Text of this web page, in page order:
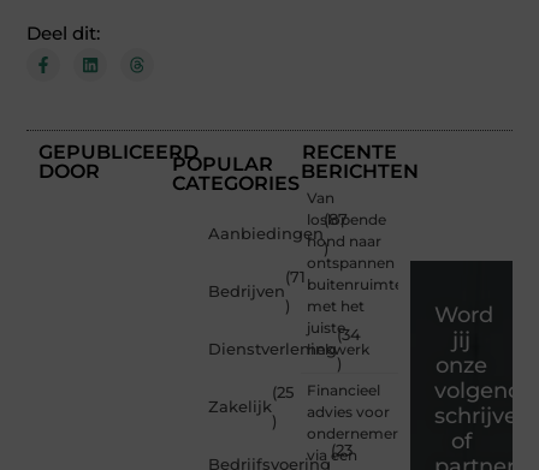
Deel dit:
GEPUBLICEERD
DOOR
POPULAR
CATEGORIES
Aanbiedingen
(87
)
Bedrijven
(71
)
Dienstverlening
(34
)
Zakelijk
(25
)
Bedrijfsvoering
(23
RECENTE
BERICHTEN
Van
loslopende
hond naar
ontspannen
buitenruimte
met het
juiste
hekwerk
Financieel
advies voor
ondernemers
via een
Word
jij
onze
volgende
schrijver
of